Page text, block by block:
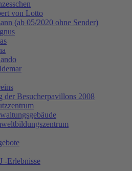
von Lotto
(ab 05/2020 ohne Sender)
der Besucherpavillons 2008
-Erlebnisse